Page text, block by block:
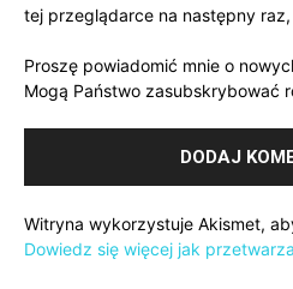
tej przeglądarce na następny
Proszę powiadomić mnie o
Mogą Państwo zasubskrybować
Witryna wykorzystuje Akismet,
Dowiedz się więcej jak